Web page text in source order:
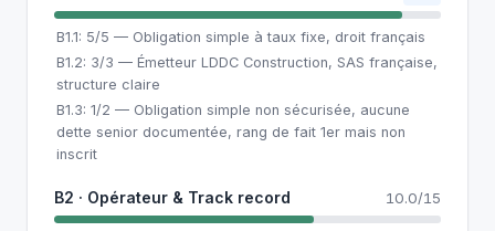
B1.1: 5/5 — Obligation simple à taux fixe, droit français
B1.2: 3/3 — Émetteur LDDC Construction, SAS française,
structure claire
B1.3: 1/2 — Obligation simple non sécurisée, aucune
dette senior documentée, rang de fait 1er mais non
inscrit
B2 · Opérateur & Track record 10.0/15